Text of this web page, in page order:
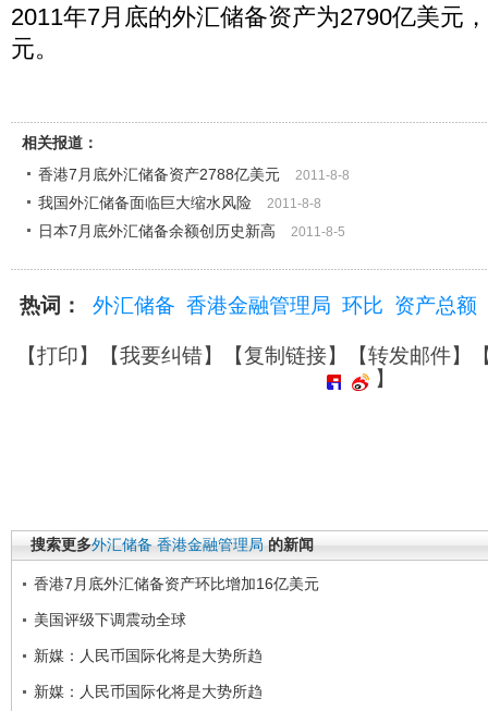
2011年7月底的外汇储备资产为2790亿美元
元。
相关报道：
香港7月底外汇储备资产2788亿美元
2011-8-8
我国外汇储备面临巨大缩水风险 2011-8-8
日本7月底外汇储备余额创历史新高 2011-8-5
热词： 外汇储备 香港金融管理局 环比 资产总额
【打印】【我要纠错】【复制链接】【转发邮件】
】
搜索更多外汇储备 香港金融管理局 的新闻
香港7月底外汇储备资产环比增加16亿美元
美国评级下调震动全球
新媒：人民币国际化将是大势所趋
新媒：人民币国际化将是大势所趋